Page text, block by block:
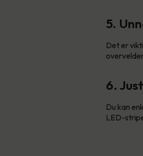
5.
Det er
6.
Du kan
LED-